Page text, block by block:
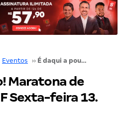
Eventos ›› É daqui a pouco! Maratona de Revisão CBM/DF Sexta-feira 13. Não perca!
Maratona de
Sexta-feira 13.